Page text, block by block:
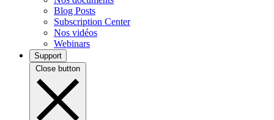
Blog Posts
Subscription Center
Nos vidéos
Webinars
Support
Close button